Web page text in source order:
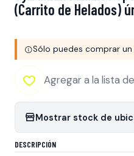
(Carrito de Helados)
Sólo puedes comprar
Agregar a la lista
Mostrar stock de
DESCRIPCIÓN